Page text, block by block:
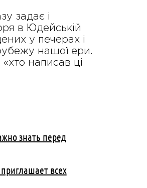
задає і
в Юдейській
у печерах і
нашої ери.
написав ці
знать перед
всех